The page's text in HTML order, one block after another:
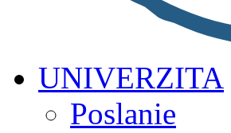
UNIVERZITA
Poslanie